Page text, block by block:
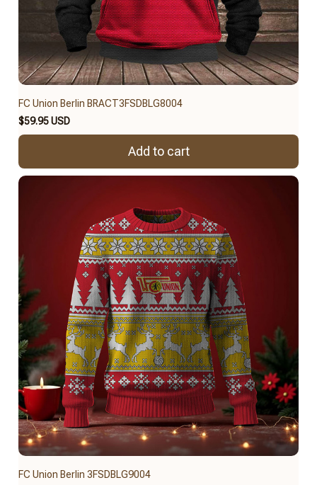
FC Union Berlin BRACT3FSDBLG8004
$59.95 USD
Add to cart
FC Union Berlin 3FSDBLG9004